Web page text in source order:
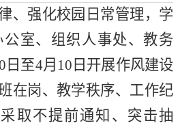
、强化校园日常管理，学
公室、组织人事处、教务
日至4月 10 日开展作风建设
在岗、教学秩序、工作纪
取不提前通知、突击抽